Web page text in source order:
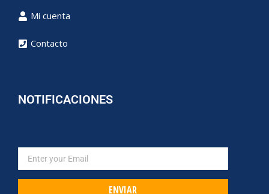
Mi cuenta
Contacto
NOTIFICACIONES
ENVIAR